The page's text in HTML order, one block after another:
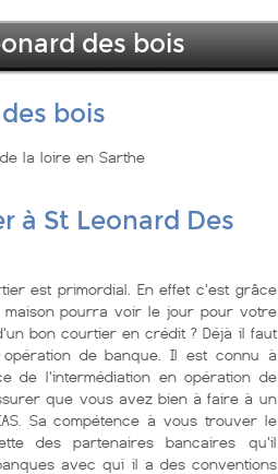
des bois
bois
la loire en Sarthe
à St Leonard Des
est primordial. En effet c'est grâce
pourra voir le jour pour votre
bon courtier en crédit ? Déjà il faut
de banque. Il est connu à
de l'intermédiation en opération de
que vous avez bien à faire à un
Sa compétence à vous trouver le
des partenaires bancaires qu'il
avec qui il a des conventions